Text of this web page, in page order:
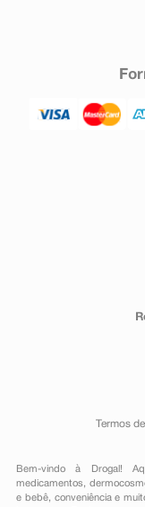
Termos
Bem-vindo à Drogal!
medicamentos ,
e bebê, conveniênciae